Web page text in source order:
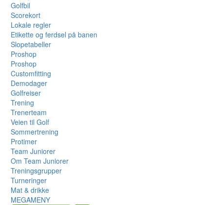
Golfbil
Scorekort
Lokale regler
Etikette og ferdsel på banen
Slopetabeller
Proshop
Proshop
Customfitting
Demodager
Golfreiser
Trening
Trenerteam
Veien til Golf
Sommertrening
Protimer
Team Juniorer
Om Team Juniorer
Treningsgrupper
Turneringer
Mat & drikke
MEGAMENY